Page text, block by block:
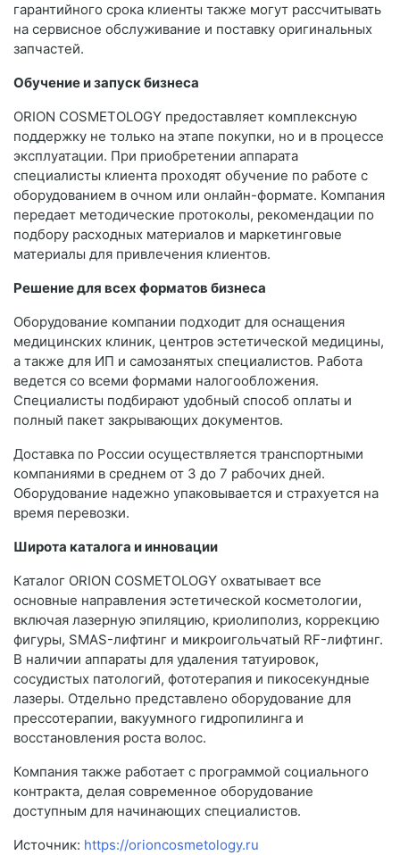
гарантийного срока клиенты также могут рассчитывать
на сервисное обслуживание и поставку оригинальных
запчастей.
Обучение и запуск бизнеса
ORION COSMETOLOGY предоставляет комплексную
поддержку не только на этапе покупки, но и в процессе
эксплуатации. При приобретении аппарата
специалисты клиента проходят обучение по работе с
оборудованием в очном или онлайн-формате. Компания
передает методические протоколы, рекомендации по
подбору расходных материалов и маркетинговые
материалы для привлечения клиентов.
Решение для всех форматов бизнеса
Оборудование компании подходит для оснащения
медицинских клиник, центров эстетической медицины,
а также для ИП и самозанятых специалистов. Работа
ведется со всеми формами налогообложения.
Специалисты подбирают удобный способ оплаты и
полный пакет закрывающих документов.
Доставка по России осуществляется транспортными
компаниями в среднем от 3 до 7 рабочих дней.
Оборудование надежно упаковывается и страхуется на
время перевозки.
Широта каталога и инновации
Каталог ORION COSMETOLOGY охватывает все
основные направления эстетической косметологии,
включая лазерную эпиляцию, криолиполиз, коррекцию
фигуры, SMAS-лифтинг и микроигольчатый RF-лифтинг.
В наличии аппараты для удаления татуировок,
сосудистых патологий, фототерапия и пикосекундные
лазеры. Отдельно представлено оборудование для
прессотерапии, вакуумного гидропилинга и
восстановления роста волос.
Компания также работает с программой социального
контракта, делая современное оборудование
доступным для начинающих специалистов.
Источник: https://orioncosmetology.ru